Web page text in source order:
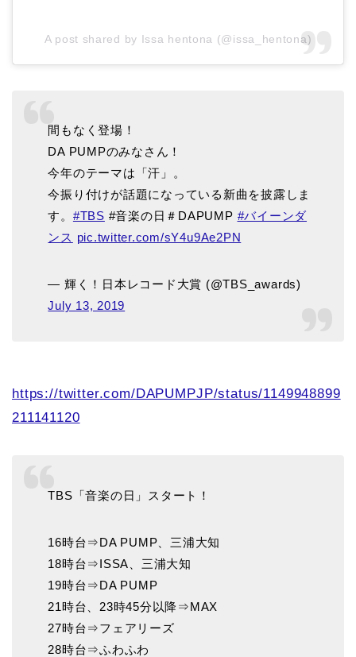
A post shared by Issa hentona (@issa_hentona)
間もなく登場！
DA PUMPのみなさん！
今年のテーマは「汗」。
今振り付けが話題になっている新曲を披露しま
す。 #TBS #音楽の日＃DAPUMP #バイーンダ
ンス pic.twitter.com/sY4u9Ae2PN
— 輝く！日本レコード大賞 (@TBS_awards)
July 13, 2019
https://twitter.com/DAPUMPJP/status/1149948899
211141120
TBS「音楽の日」スタート！
16時台⇒DA PUMP、三浦大知
18時台⇒ISSA、三浦大知
19時台⇒DA PUMP
21時台、23時45分以降⇒MAX
27時台⇒フェアリーズ
28時台⇒ふわふわ